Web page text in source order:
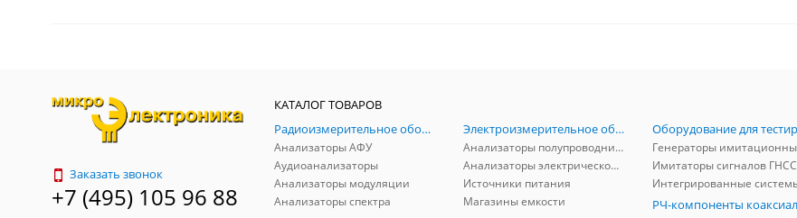
Заказать звонок
+7 (495) 105 96 88
КАТАЛОГ ТОВАРОВ
Радиоизмерительное оборудование
Анализаторы АФУ
Аудиоанализаторы
Анализаторы модуляции
Анализаторы спектра
Электроизмерительное оборудование
Анализаторы полупроводников
Анализаторы электрической мощности
Источники питания
Магазины емкости
Имитаторы сигналов ГНСС